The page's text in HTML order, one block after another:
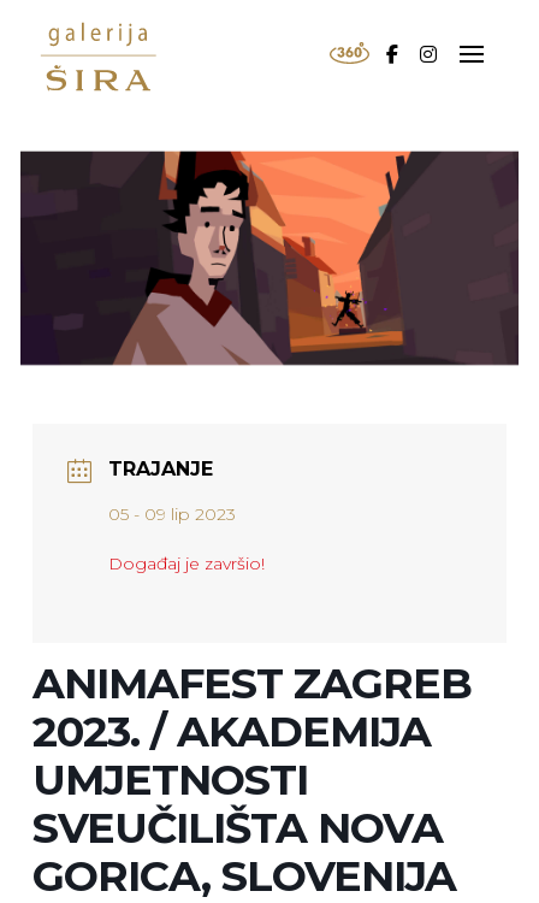
TRAJANJE
05 - 09 lip 2023
Događaj je završio!
ANIMAFEST ZAGREB
2023. / AKADEMIJA
UMJETNOSTI
SVEUČILIŠTA NOVA
GORICA, SLOVENIJA